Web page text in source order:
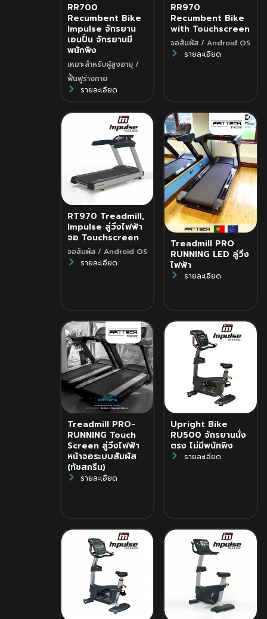
RR700
Recumbent Bike
Impulse จักรยาน
เอนปั่น จักรยานมี
พนักพิง
เหมาะสำหรับผู้สูงอายุ /
ฟื้นฟูร่างกาย
รายละเอียด
RR970
Recumbent Bike
with Touchscreen
จอสัมผัส / Android OS
รายละเอียด
RT970 Treadmill,
Impulse ลู่วิ่งไฟฟ้า
จอ Touchscreen
จอสัมผัส / Android OS
รายละเอียด
Treadmill PRO
RUNNING LED ลู่วิ่ง
ไฟฟ้า
รายละเอียด
Treadmill PRO-
RUNNING Touch
Screen ลู่วิ่งไฟฟ้า
หน้าจอระบบสัมผัส
(ทัชสกรีน)
รายละเอียด
Upright Bike
RU500 จักรยานนั่ง
ตรง ไม่มีพนักพิง
รายละเอียด